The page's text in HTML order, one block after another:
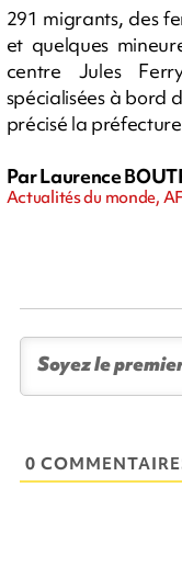
291 migrants, des
et quelques
centre Jules
spécialisées à bord
précisé la
Par Laurence
Actualités du monde,
0